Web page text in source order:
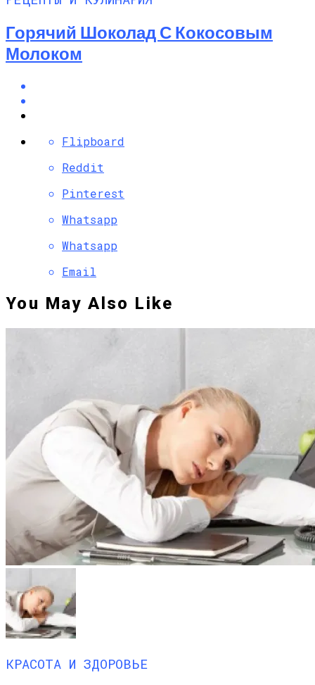
Горячий Шоколад С Кокосовым
Молоком
Flipboard
Reddit
Pinterest
Whatsapp
Whatsapp
Email
You May Also Like
КРАСОТА И ЗДОРОВЬЕ